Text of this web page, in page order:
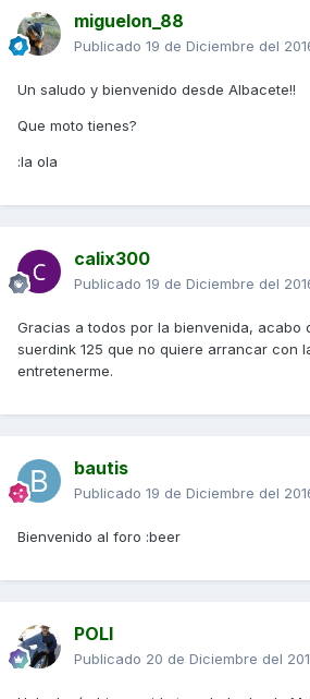
miguelon_88
Publicado 19 de Diciembre del
Un saludo y bienvenido desde Albacete!!
Que moto tienes?
:la ola
calix300
Publicado 19 de Diciembre del
Gracias a todos por la bienvenida, acabo
suerdink 125 que no quiere arrancar con
entretenerme.
bautis
Publicado 19 de Diciembre del
Bienvenido al foro :beer
POLI
Publicado 20 de Diciembre del